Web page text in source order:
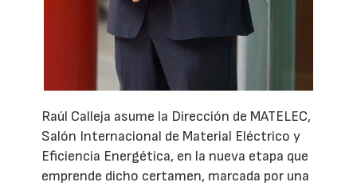
Raúl Calleja asume la Dirección de MATELEC,
Salón Internacional de Material Eléctrico y
Eficiencia Energética, en la nueva etapa que
emprende dicho certamen, marcada por una